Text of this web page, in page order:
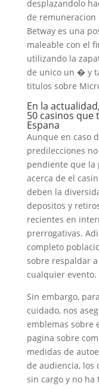
desplazandolo
de remuneracion
Betway es una
maleable con el
utilizando la
de unico un � y
titulos sobre
En la
50 casinos
Espana
Aunque en caso
predilecciones
pendiente que la
acerca de el
deben la
depositos y
recientes en
prerrogativas.
completo
sobre respaldar
cualquier evento.
Sin embargo,
cuidado, nos
emblemas sobre
pagina sobre
medidas de
de audiencia, los
sin cargo y no